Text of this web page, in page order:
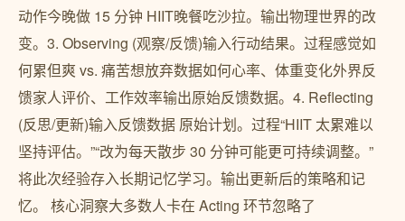
动作今晚做 15 分钟 HIIT晚餐吃沙拉。输出物理世界的改
变。3. Observing (观察/反馈)输入行动结果。过程感觉如
何累但爽 vs. 痛苦想放弃数据如何心率、体重变化外界反
馈家人评价、工作效率输出原始反馈数据。4. Reflecting
(反思/更新)输入反馈数据 原始计划。过程“HIIT 太累难以
坚持评估。”“改为每天散步 30 分钟可能更可持续调整。”
将此次经验存入长期记忆学习。输出更新后的策略和记
忆。 核心洞察大多数人卡在 Acting 环节忽略了